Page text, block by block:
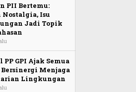
PII Bertemu:
Nostalgia, Isu
Jadi Topik
GPI Ajak Semua
Menjaga
Lingkungan